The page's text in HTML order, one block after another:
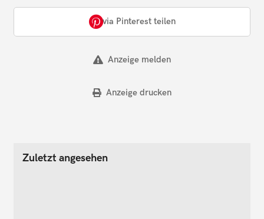
via Pinterest teilen
Anzeige melden
Anzeige drucken
Zuletzt angesehen